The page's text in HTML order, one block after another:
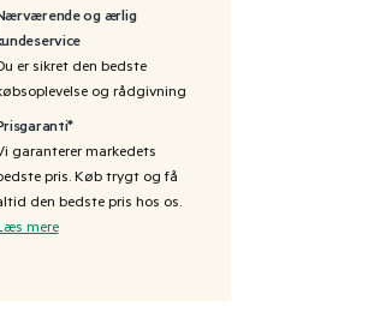
og ærlig
er sikret den bedste
og rådgivning
garanterer markedets
pris. Køb trygt og få
den bedste pris hos os.
mere